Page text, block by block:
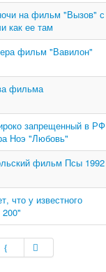
на фильм "Вызов" с
как ее там
фильм "Вавилон"
фильма
запрещенный в РФ
Ноэ "Любовь"
фильм Псы 1992
что у известного